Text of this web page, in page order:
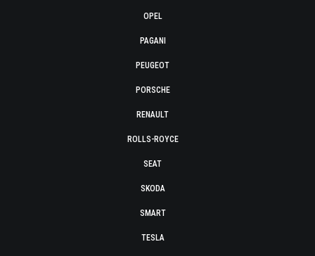
OPEL
PAGANI
PEUGEOT
PORSCHE
RENAULT
ROLLS-ROYCE
SEAT
SKODA
SMART
TESLA